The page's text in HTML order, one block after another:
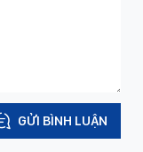
GỬI BÌNH LUẬN